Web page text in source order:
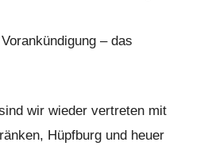
– das
wir wieder vertreten mit
Hüpfburg und heuer